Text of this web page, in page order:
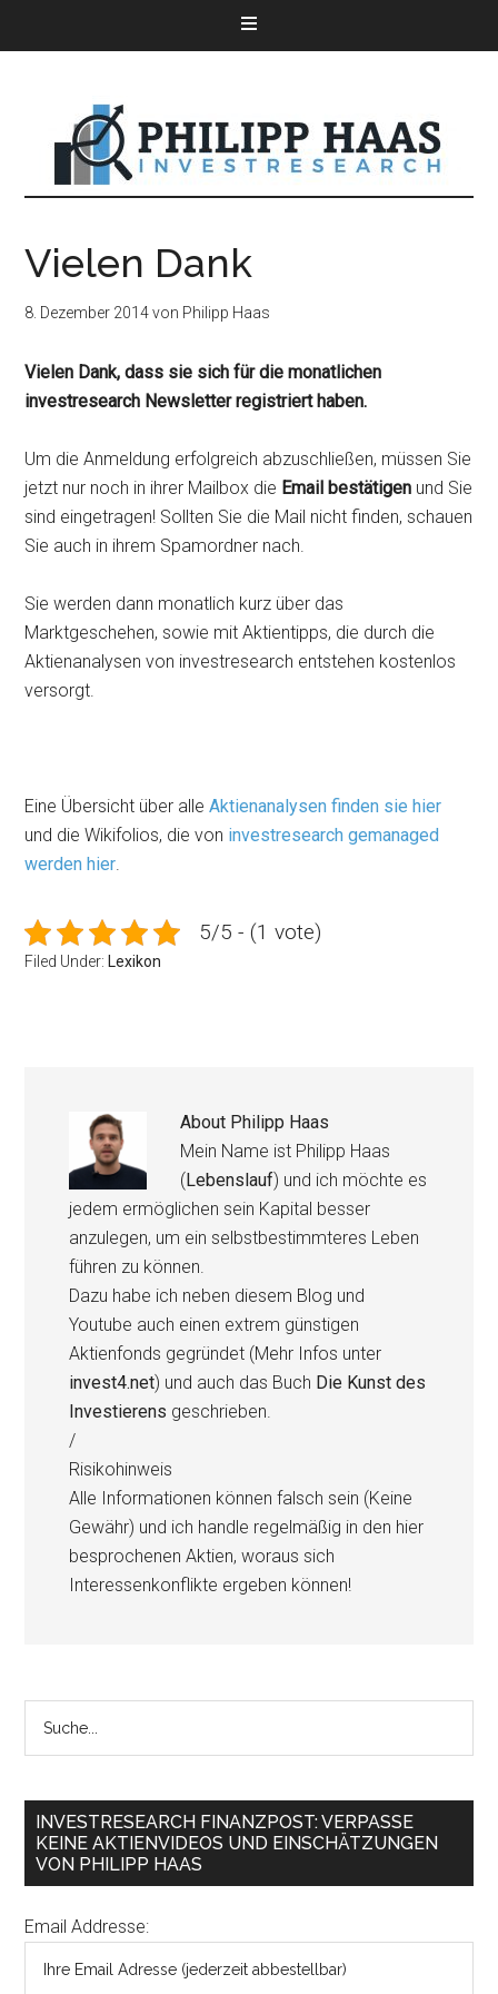
Vielen Dank
8. Dezember 2014von Philipp Haas
Vielen Dank, dass sie sich für die monatlichen
investresearch Newsletter registriert haben.
Um die Anmeldung erfolgreich abzuschließen, müssen Sie
jetzt nur noch in ihrer Mailbox die Email bestätigen und Sie
sind eingetragen! Sollten Sie die Mail nicht finden, schauen
Sie auch in ihrem Spamordner nach.
Sie werden dann monatlich kurz über das
Marktgeschehen, sowie mit Aktientipps, die durch die
Aktienanalysen von investresearch entstehen kostenlos
versorgt.
Eine Übersicht über alleAktienanalysen finden sie hier
und die Wikifolios, die von investresearch gemanaged
werden hier.
5/5 - (1 vote)
Filed Under: Lexikon
About Philipp Haas
Mein Name ist Philipp Haas
(Lebenslauf) und ich möchte es
jedem ermöglichen sein Kapital besser
anzulegen, um ein selbstbestimmteres Leben
führen zu können.
Dazu habe ich neben diesem Blog und
Youtube auch einen extrem günstigen
Aktienfonds gegründet (Mehr Infos unter
invest4.net) und auch das Buch Die Kunst des
Investierens geschrieben.
/
Risikohinweis
Alle Informationen können falsch sein (Keine
Gewähr) und ich handle regelmäßig in den hier
besprochenen Aktien, woraus sich
Interessenkonflikte ergeben können!
INVESTRESEARCH FINANZPOST: VERPASSE
KEINE AKTIENVIDEOS UND EINSCHÄTZUNGEN
VON PHILIPP HAAS
Email Addresse: